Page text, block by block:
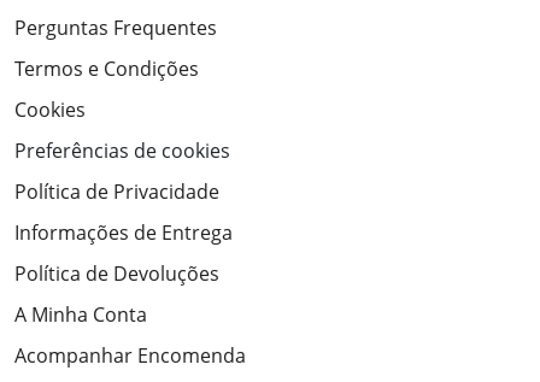
Perguntas Frequentes
Termos e Condições
Cookies
Preferências de cookies
Política de Privacidade
Informações de Entrega
Política de Devoluções
A Minha Conta
Acompanhar Encomenda